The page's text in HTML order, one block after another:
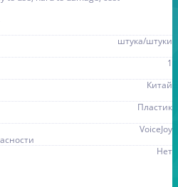
штука/штуки
1
Китай
Пластик
VoiceJoy
Нет